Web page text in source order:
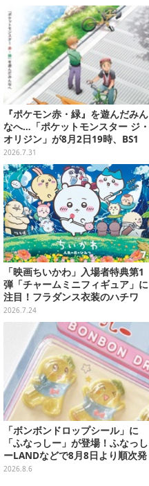
『ポケモン赤・緑』を遊んだみん
なへ…「ポケットモンスター ジ・
オリジン」が8月2日19時、BS1
2・日曜アニメ劇場で放送！
2026.7.31
「映画ちいかわ」入場者特典第1
弾「チャームミニフィギュア」に
注目！フラダンス衣装のハチワ
レ、うさぎら全8種類
2026.7.24
「ボンボンドロップシール」に
「ふなっしー」が登場！ふなっし
ーLANDなどで8月8日より順次発
売
2026.8.6